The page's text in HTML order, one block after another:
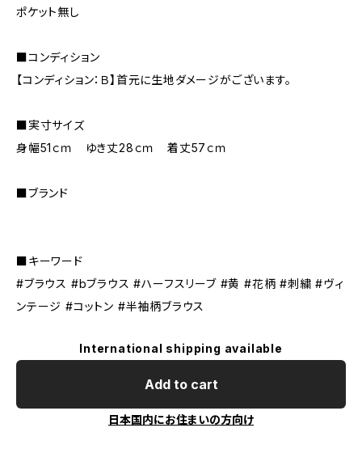
ポケット無し
■コンディション
【コンディション：Ｂ】首元に生地ダメージがございます。
■実寸サイズ
身幅51ｃｍ ゆき丈28ｃｍ 着丈57ｃｍ
■ブランド
■キーワード
#ブラウス #bブラウス #ハーフスリーブ #黄 #花柄 #刺繍 #ヴィ
ンテージ #コットン #半袖柄ブラウス
International shipping available
Add to cart
日本国内にお住まいの方向け